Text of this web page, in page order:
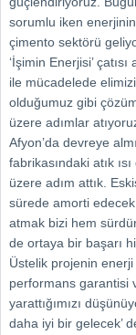
sorumlu iken
çimento sektörü
‘İşimin Enerjisi’
ile mücadelede
olduğumuz gibi
üzere adımlar
Afyon’da devreye
fabrikasındaki atık
üzere adım attık.
sürede amorti edecek
atmak bizi hem
de ortaya bir başarı
Üstelik projenin
performans garantisi
yarattığımızı
daha iyi bir gelecek’